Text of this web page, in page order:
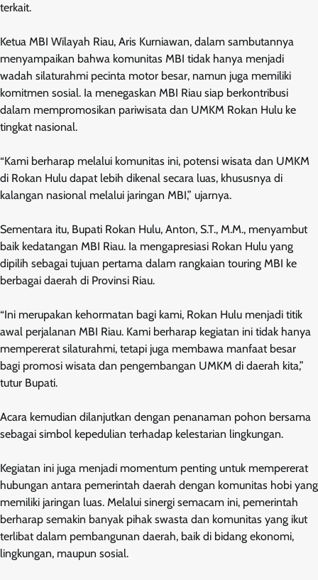
terkait.
Ketua MBI Wilayah Riau, Aris Kurniawan, dalam sambutannya
menyampaikan bahwa komunitas MBI tidak hanya menjadi
wadah silaturahmi pecinta motor besar, namun juga memiliki
komitmen sosial. Ia menegaskan MBI Riau siap berkontribusi
dalam mempromosikan pariwisata dan UMKM Rokan Hulu ke
tingkat nasional.
“Kami berharap melalui komunitas ini, potensi wisata dan UMKM
di Rokan Hulu dapat lebih dikenal secara luas, khususnya di
kalangan nasional melalui jaringan MBI,” ujarnya.
Sementara itu, Bupati Rokan Hulu, Anton, S.T., M.M., menyambut
baik kedatangan MBI Riau. Ia mengapresiasi Rokan Hulu yang
dipilih sebagai tujuan pertama dalam rangkaian touring MBI ke
berbagai daerah di Provinsi Riau.
“Ini merupakan kehormatan bagi kami, Rokan Hulu menjadi titik
awal perjalanan MBI Riau. Kami berharap kegiatan ini tidak hanya
mempererat silaturahmi, tetapi juga membawa manfaat besar
bagi promosi wisata dan pengembangan UMKM di daerah kita,”
tutur Bupati.
Acara kemudian dilanjutkan dengan penanaman pohon bersama
sebagai simbol kepedulian terhadap kelestarian lingkungan.
Kegiatan ini juga menjadi momentum penting untuk mempererat
hubungan antara pemerintah daerah dengan komunitas hobi yang
memiliki jaringan luas. Melalui sinergi semacam ini, pemerintah
berharap semakin banyak pihak swasta dan komunitas yang ikut
terlibat dalam pembangunan daerah, baik di bidang ekonomi,
lingkungan, maupun sosial.